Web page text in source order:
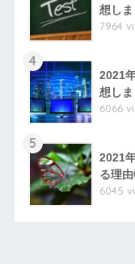
想し
7964
4
2021
想し
6066
5
2021
る理
6045